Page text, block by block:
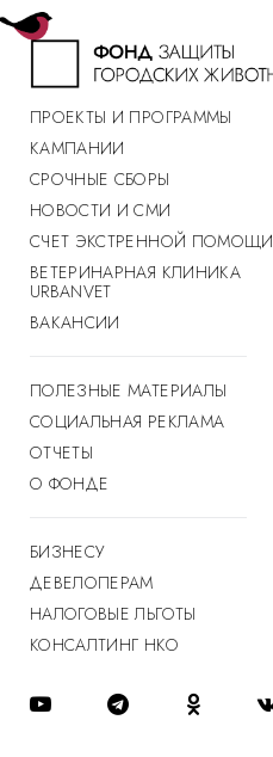
ПРОЕКТЫ И ПРОГРАММЫ
КАМПАНИИ
СРОЧНЫЕ СБОРЫ
НОВОСТИ И СМИ
СЧЕТ ЭКСТРЕННОЙ ПОМОЩИ
ВЕТЕРИНАРНАЯ КЛИНИКА
URBANVET
ВАКАНСИИ
ПОЛЕЗНЫЕ МАТЕРИАЛЫ
СОЦИАЛЬНАЯ РЕКЛАМА
ОТЧЕТЫ
О ФОНДЕ
БИЗНЕСУ
ДЕВЕЛОПЕРАМ
НАЛОГОВЫЕ ЛЬГОТЫ
КОНСАЛТИНГ НКО